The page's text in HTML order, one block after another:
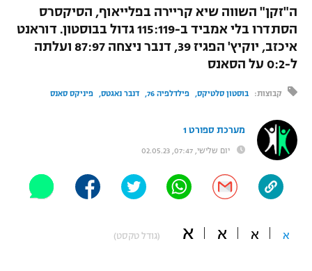
לוח שידורים
"מעל הליגה" – פודקאסט
"מחצית בשכונה" – פודקאסט
הפועל חיפה
הפועל באר שבע
מכבי נתניה
בני יהודה
ליגה טורקית
ג'ודו
אגרוף
היאבקות WWE
אופניים
ה"זקן" השווה שיא קריירה בפלייאוף, הסיקסרס
הסתדרו בלי אמביד ב-115:119 גדול בבוסטון. דוראנט
איכזב, יוקיץ' הפגיז 39, דנבר ניצחה 87:97 ועלתה
ל-0:2 על הסאנס
קבוצות: בוסטון סלטיקס פילדלפיה 76 דנבר נאגטס פיניקס סאנס
מערכת ספורט 1
יום שלישי, 07:47, 02.05.23
א א א א (גודל טקסט)